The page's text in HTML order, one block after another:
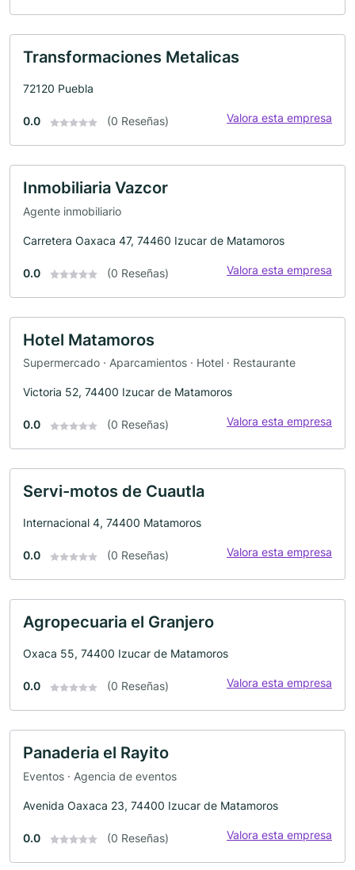
Transformaciones Metalicas
72120 Puebla
0.0 (0 Reseñas) Valora esta empresa
Inmobiliaria Vazcor
Agente inmobiliario
Carretera Oaxaca 47, 74460 Izucar de Matamoros
0.0 (0 Reseñas) Valora esta empresa
Hotel Matamoros
Supermercado · Aparcamientos · Hotel · Restaurante
Victoria 52, 74400 Izucar de Matamoros
0.0 (0 Reseñas) Valora esta empresa
Servi-motos de Cuautla
Internacional 4, 74400 Matamoros
0.0 (0 Reseñas) Valora esta empresa
Agropecuaria el Granjero
Oxaca 55, 74400 Izucar de Matamoros
0.0 (0 Reseñas) Valora esta empresa
Panaderia el Rayito
Eventos · Agencia de eventos
Avenida Oaxaca 23, 74400 Izucar de Matamoros
0.0 (0 Reseñas) Valora esta empresa